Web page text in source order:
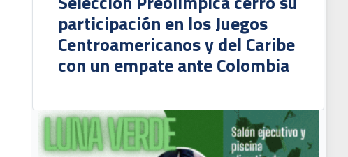
participación en los Juegos
Centroamericanos y del Caribe
con un empate ante Colombia